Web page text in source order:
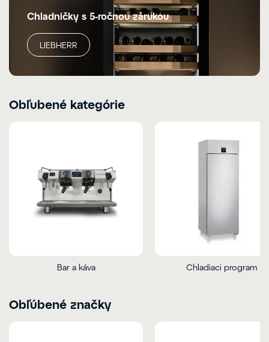
Chladničky s 5-ročnou zárukou
LIEBHERR
Obľubené kategórie
Bar a káva Chladiaci program
Obľúbené značky